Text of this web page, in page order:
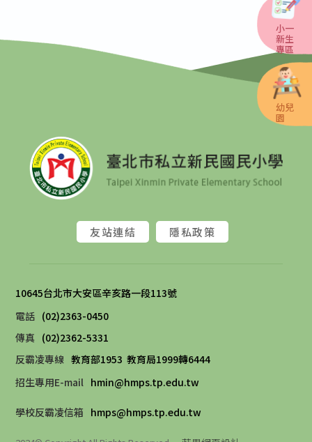
小一
新生
專區
幼兒
園
友站連結 隱私政策
10645台北市大安區辛亥路一段113號
電話 (02)2363-0450
傳真 (02)2362-5331
反霸凌專線 教育部1953 教育局1999轉6444
招生專用E-mail hmin@hmps.tp.edu.tw
學校反霸凌信箱 hmps@hmps.tp.edu.tw